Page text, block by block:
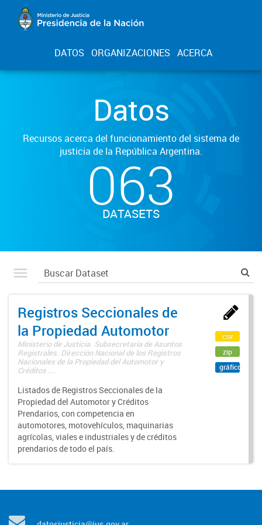
DATOS ORGANIZACIONES ACERCA
Datos
Recursos acerca del funcionamiento del sistema de
justicia de la República Argentina.
063
DATASETS
Registros Seccionales de
la Propiedad Automotor
Ministerio de Justicia. Subsecretaría de Asuntos
Registrales. Dirección Nacional de los Registros
Nacionales de la Propiedad del Automotor y
Créditos ...
Listados de Registros Seccionales de la
Propiedad del Automotor y Créditos
Prendarios, con competencia en
automotores, motovehículos, maquinarias
agrícolas, viales e industriales y de créditos
prendarios de todo el país.
csv
zip
gráfico